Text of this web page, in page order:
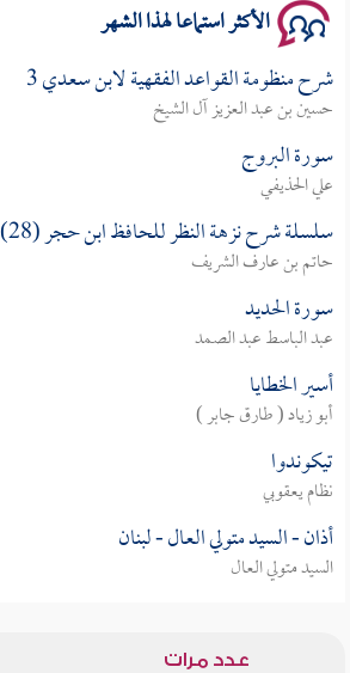
الأكثر استماعا لهذا الشهر
شرح منظومة القواعد الفقهية لابن سعدي 3
حسين بن عبد العزيز آل الشيخ
سورة البروج
علي الحذيفي
سلسلة شرح نزهة النظر للحافظ ابن حجر (28)
حاتم بن عارف الشريف
سورة الحديد
عبد الباسط عبد الصمد
أسير الخطايا
أبو زياد ( طارق جابر )
تيكوندوا
نظام يعقوبي
أذان - السيد متولي العال - لبنان
السيد متولي العال
عدد مرات